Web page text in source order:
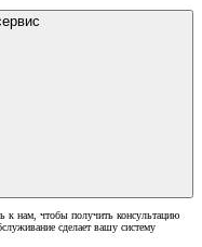
к нам, чтобы получить консультацию
сделает вашу систему